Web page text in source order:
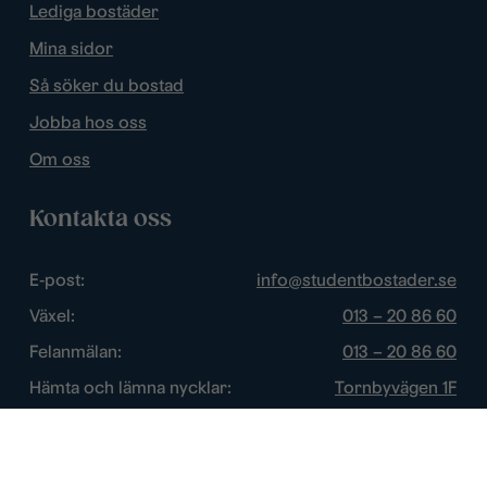
Lediga bostäder
Mina sidor
Så söker du bostad
Jobba hos oss
Om oss
Kontakta oss
E-post:
info@studentbostader.se
Växel:
013 – 20 86 60
Felanmälan:
013 – 20 86 60
Hämta och lämna nycklar:
Tornbyvägen 1F